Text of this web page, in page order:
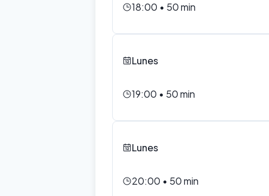
18:00 • 50min
Lunes
19:00 • 50min
Lunes
20:00 • 50min